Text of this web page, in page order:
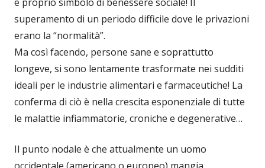
superamento di un periodo difficile dove le privazioni
erano la “normalità”.
Ma così facendo, persone sane e soprattutto
longeve, si sono lentamente trasformate nei sudditi
ideali per le industrie alimentari e farmaceutiche! La
conferma di ciò è nella crescita esponenziale di tutte
le malattie infiammatorie, croniche e degenerative…
Il punto nodale è che attualmente un uomo